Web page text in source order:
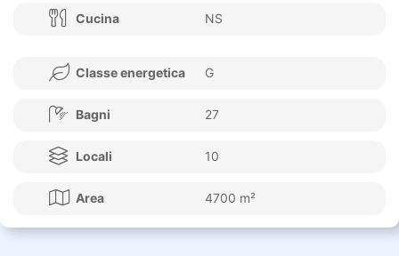
Cucina NS
Classe energetica G
Bagni 27
Locali 10
Area 4700 m²